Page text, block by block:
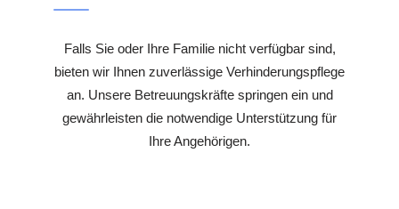
Falls Sie oder Ihre Familie nicht verfügbar sind,
bieten wir Ihnen zuverlässige Verhinderungspflege
an. Unsere Betreuungskräfte springen ein und
gewährleisten die notwendige Unterstützung für
Ihre Angehörigen.